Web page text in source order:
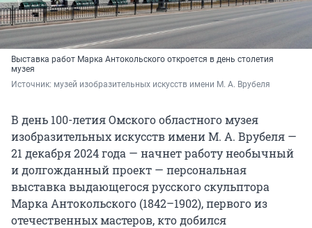
Выставка работ Марка Антокольского откроется в день столетия
музея
Источник: музей изобразительных искусств имени М. А. Врубеля
В день 100-летия Омского областного музея
изобразительных искусств имени М. А. Врубеля —
21 декабря 2024 года — начнет работу необычный
и долгожданный проект — персональная
выставка выдающегося русского скульптора
Марка Антокольского (1842–1902), первого из
отечественных мастеров, кто добился